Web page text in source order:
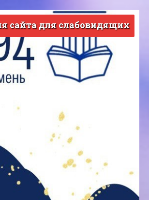
САЙТА ДЛЯ СЛАБОВИДЯЩИХ
сайта для слабовидящих